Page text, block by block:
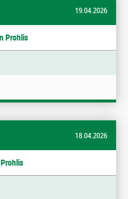
19.04.2026
Prohlis
18.04.2026